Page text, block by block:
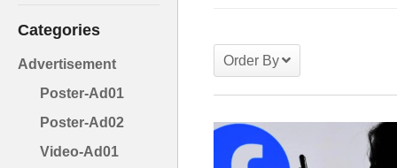
Categories
Advertisement
Poster-Ad01
Poster-Ad02
Video-Ad01
Order By